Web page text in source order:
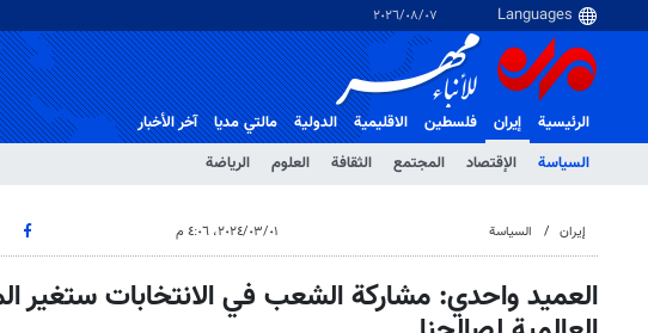
٠٧‏/٠٨‏/٢٠٢٦
الرئيسية
إيران
السياسة
الإقتصاد المجتمع الثقافة العلوم الرياضة
فلسطین الاقلیمیة الدولية مالتي مدیا آخر الأخبار
إيران السياسة ٠١‏/٠٣‏/٢٠٢٤، ٤:٠٦ م
العميد واحدي: مشاركة الشعب في الانتخابات ستغير